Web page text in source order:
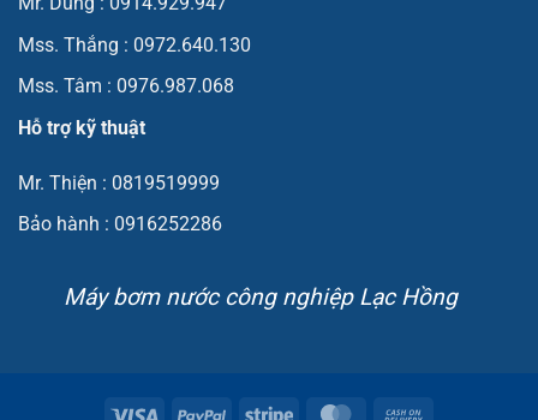
Mss. Thắng : 0972.640.130
Mss. Tâm : 0976.987.068
Hỗ trợ kỹ thuật
Mr. Thiện : 0819519999
Bảo hành : 0916252286
Máy bơm nước công nghiệp Lạc Hồng
Visa PayPal Stripe MasterCard